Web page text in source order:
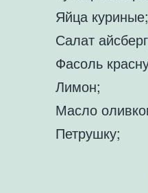
Яйца куриные;
Салат
Фасоль
Лимон;
Масло
Петрушку;